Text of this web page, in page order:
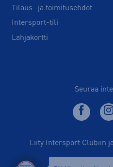
Tilaus- ja toimitusehdot
Intersport-tili
Lahjakortti
Seuraa
Liity Intersport Clubiin